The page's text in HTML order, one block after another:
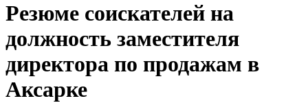
Резюме соискателей на
должность заместителя
директора по продажам в
Аксарке